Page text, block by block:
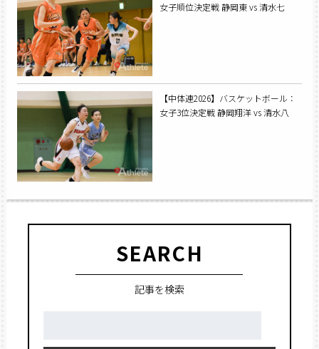
女子順位決定戦 静岡東 vs 清水七
【中体連2026】バスケットボール：
女子3位決定戦 静岡翔洋 vs 清水八
SEARCH
記事を検索